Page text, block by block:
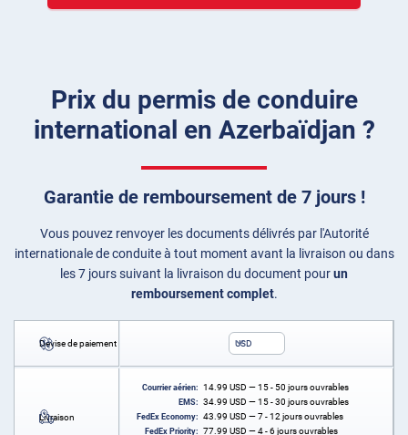
Prix du permis de conduire
international en Azerbaïdjan ?
Garantie de remboursement de 7 jours !
Vous pouvez renvoyer les documents délivrés par l'Autorité
internationale de conduite à tout moment avant la livraison ou dans
les 7 jours suivant la livraison du document pourun
remboursement complet.
Devise de paiement USD
Livraison
Courrier aérien: 14.99 USD — 15 - 50 jours ouvrables
EMS: 34.99 USD — 15 - 30 jours ouvrables
FedEx Economy: 43.99 USD — 7 - 12 jours ouvrables
FedEx Priority: 77.99 USD — 4 - 6 jours ouvrables